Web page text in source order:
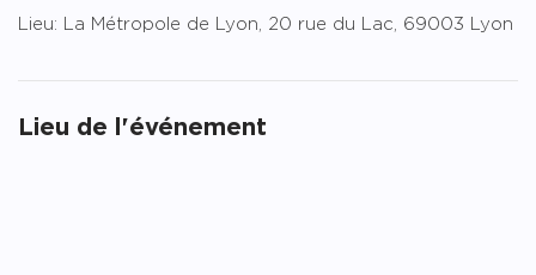
Lieu: La Métropole de Lyon, 20 rue du Lac, 69003 Lyon
Lieu de l'événement